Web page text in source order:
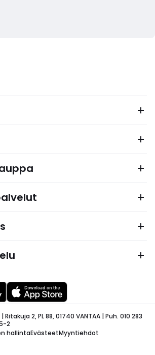
2, PL 88, 01740 VANTAA | Puh. 010 283
2
hallintaEvästeetMyyntiehdot